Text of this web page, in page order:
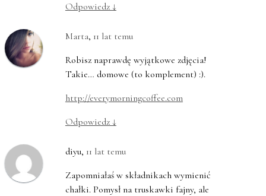
Odpowiedz ↓
Marta, 11 lat temu
Robisz naprawdę wyjątkowe zdjęcia!
Takie… domowe (to komplement) :).
http://everymorningcoffee.com
Odpowiedz ↓
diyu, 11 lat temu
Zapomniałaś w składnikach wymienić
chałki. Pomysł na truskawki fajny, ale